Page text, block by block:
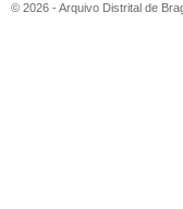
© 2026 - Arquivo Distrital de